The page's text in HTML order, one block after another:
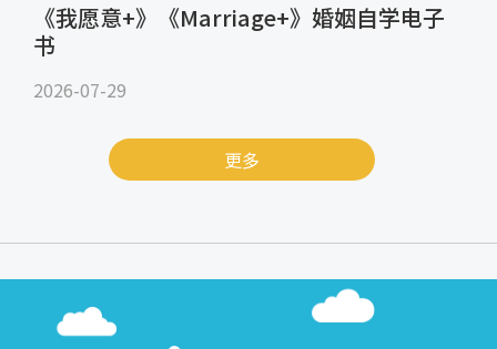
《我愿意+》《Marriage+》婚姻自学电子
书
2026-07-29
更多